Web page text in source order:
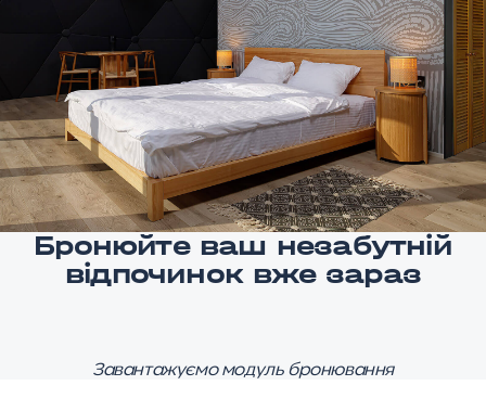
Бронюйте ваш незабутній
відпочинок вже зараз
Завантажуємо модуль бронювання